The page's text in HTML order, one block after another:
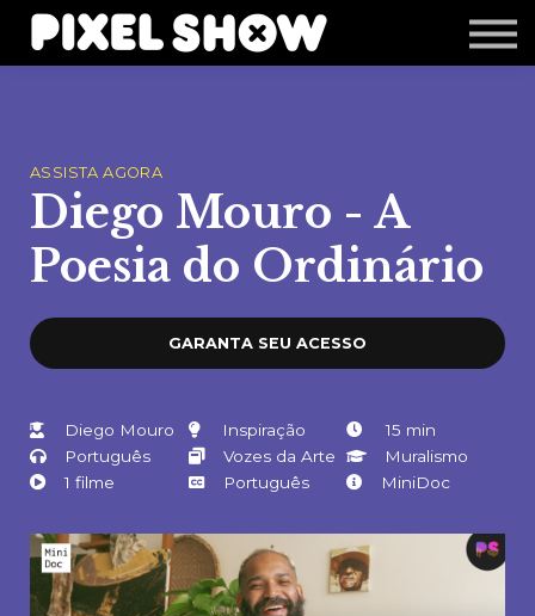
Shop
Revista Zupi
ASSISTA AGORA
Diego Mouro - A
Poesia do Ordinário
GARANTA SEU ACESSO
Diego Mouro Inspiração
15 min
Português
Vozes da Arte
Muralismo
1 filme
Português MiniDoc